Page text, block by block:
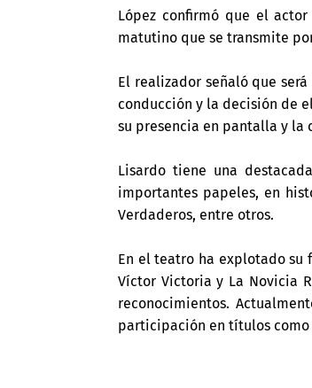
López confirmó que el actor
matutino que se transmite
El realizador señaló que
conducción y la decisión de
su presencia en pantalla y
Lisardo tiene una
importantes papeles, en
Verdaderos, entre otros.
En el teatro ha explotado su
Víctor Victoria y La Novicia
reconocimientos.
participación en títulos como